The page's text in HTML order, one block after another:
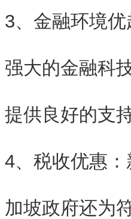
3、金融环境
强大的金融科
提供良好的支持
4、税收优惠
加坡政府还为